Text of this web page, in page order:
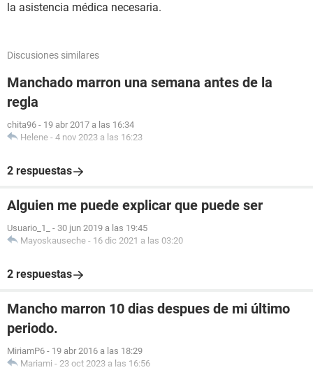
la asistencia médica necesaria.
Discusiones similares
Manchado marron una semana antes de la
regla
chita96 - 19 abr 2017 a las 16:34
Helene - 4 nov 2023 a las 16:23
2 respuestas
Alguien me puede explicar que puede ser
Usuario_1_ - 30 jun 2019 a las 19:45
Mayoskauseche - 16 dic 2021 a las 03:20
2 respuestas
Mancho marron 10 dias despues de mi último
periodo.
MiriamP6 - 19 abr 2016 a las 18:29
Mariami - 23 oct 2023 a las 16:56